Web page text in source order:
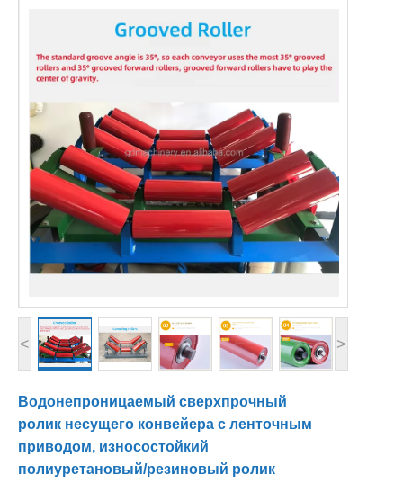
< >
Водонепроницаемый сверхпрочный
ролик несущего конвейера с ленточным
приводом, износостойкий
полиуретановый/резиновый ролик